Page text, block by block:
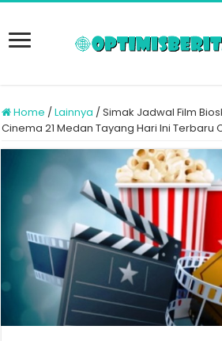
Home /Lainnya /Simak Jadwal Film
Cinema 21 Medan Tayang Hari Ini Terbaru